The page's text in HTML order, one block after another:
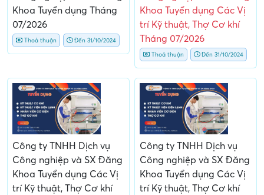
Khoa Tuyển dụng Tháng
07/2026
Thoả thuận Đến 31/10/2024
Khoa Tuyển dụng Các Vị
trí Kỹ thuật, Thợ Cơ khí
Tháng 07/2026
Thoả thuận Đến 31/10/2024
Công ty TNHH Dịch vụ
Công nghiệp và SX Đăng
Khoa Tuyển dụng Các Vị
trí Kỹ thuật, Thợ Cơ khí
Công ty TNHH Dịch vụ
Công nghiệp và SX Đăng
Khoa Tuyển dụng Các Vị
trí Kỹ thuật, Thợ Cơ khí